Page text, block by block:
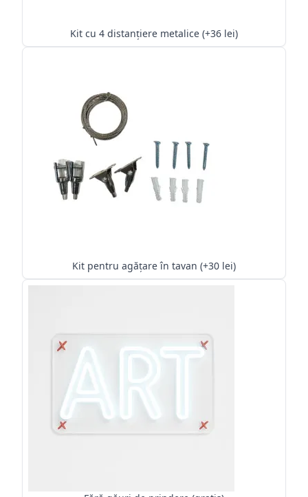
Kit cu 4 distanțiere metalice (+36 lei)
Kit pentru agățare în tavan (+30 lei)